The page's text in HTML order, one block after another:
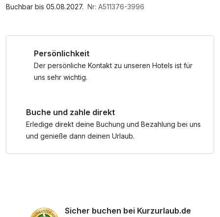
Restaurant willkommen.
Verlängerungstage gegebenenfalls Vorort buchbar
Buchbar bis 05.08.2027. Nr: A511376-3996
Persönlichkeit
Der persönliche Kontakt zu unseren Hotels ist für
uns sehr wichtig.
Buche und zahle direkt
Erledige direkt deine Buchung und Bezahlung bei uns
und genieße dann deinen Urlaub.
Sicher buchen bei Kurzurlaub.de